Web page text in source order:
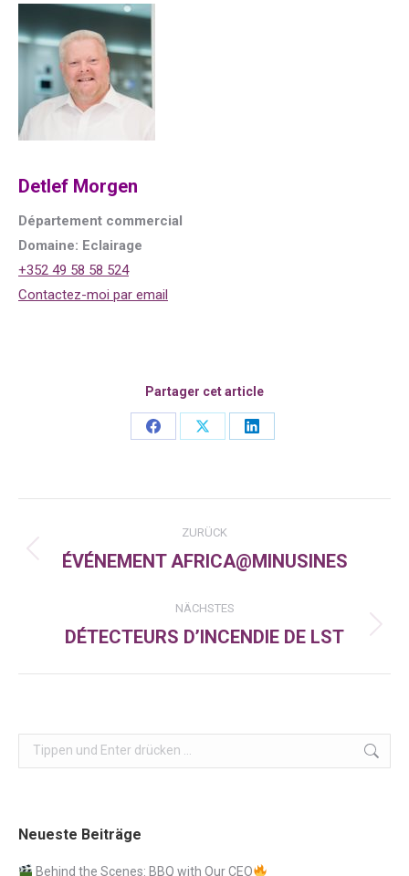
Detlef Morgen
Département commercial
Domaine: Eclairage
+352 49 58 58 524
Contactez-moi par email
Partager cet article
Share
Share
Share
Kommentarnavigation
ZURÜCK
Vorheriger
ÉVÉNEMENT AFRICA@MINUSINES
NÄCHSTES
Nächster
DÉTECTEURS D’INCENDIE DE LST
Search:
Neueste Beiträge
Behind the Scenes: BBQ with Our CEO